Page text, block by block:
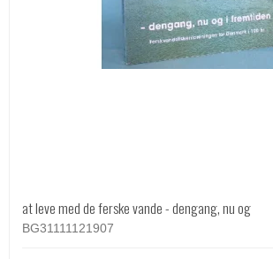
at leve med de ferske vande - dengang, nu og
BG31111121907